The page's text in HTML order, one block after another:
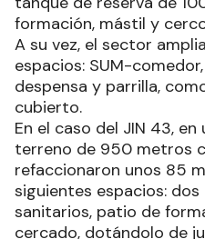
formación, mástil y
A su vez, el sector
espacios: SUM-
despensa y parrilla,
cubierto.
En el caso del JIN 43,
terreno de 950 metros
refaccionaron unos 85
siguientes espacios:
sanitarios, patio de
cercado, dotándolo de